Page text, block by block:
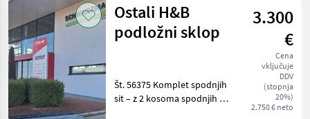
Ostali H&B
podložni sklop
3.300
€
Cena
vključuje
DDV
(stopnja
20%)
2.750 € neto
Št. 56375 Komplet spodnjih
sit – z 2 kosoma spodnjih sit